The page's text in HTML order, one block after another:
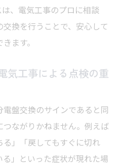
、電気工事のプロに相談
換を行うことで、安心して
ます。
気工事による点検の重
盤交換のサインであると同
ながりかねません。例えば
る」「戻してもすぐに切れ
」といった症状が現れた場